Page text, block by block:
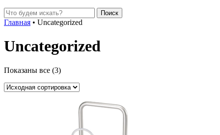
Главная • Uncategorized
Uncategorized
Показаны все (3)